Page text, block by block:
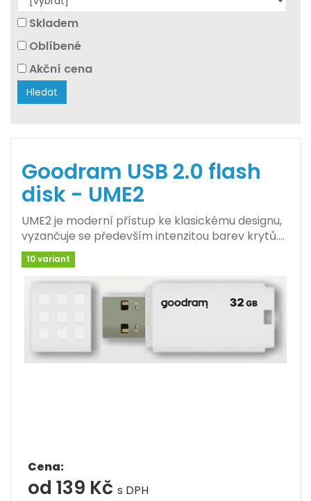
Skladem
Oblíbené
Akční cena
Hledat
Goodram USB 2.0 flash
disk - UME2
UME2 je moderní přístup ke klasickému designu,
vyzančuje se především intenzitou barev krytů.…
10 variant
Cena:
od 139 Kč s DPH